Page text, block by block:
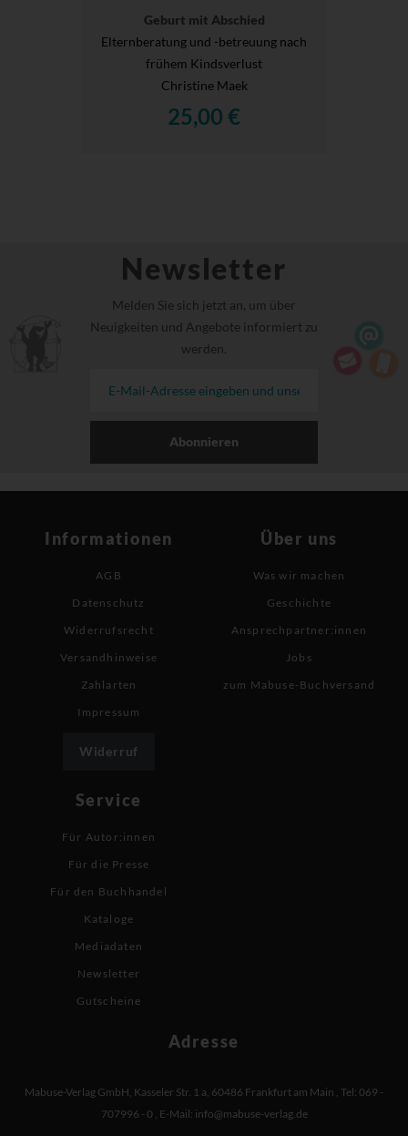
Geburt mit Abschied
Elternberatung und -betreuung nach
frühem Kindsverlust
Christine Maek
25,00 €
Newsletter
Melden Sie sich jetzt an, um über
Neuigkeiten und Angebote informiert zu
werden.
Abonnieren
Informationen
AGB
Datenschutz
Widerrufsrecht
Versandhinweise
Zahlarten
Impressum
Widerruf
Über uns
Was wir machen
Geschichte
Ansprechpartner:innen
Jobs
zum Mabuse-Buchversand
Service
Für Autor:innen
Für die Presse
Für den Buchhandel
Kataloge
Mediadaten
Newsletter
Gutscheine
Adresse
Mabuse-Verlag GmbH, Kasseler Str. 1 a, 60486 Frankfurt am Main , Tel: 069 -
707996 - 0 , E-Mail: info@mabuse-verlag.de